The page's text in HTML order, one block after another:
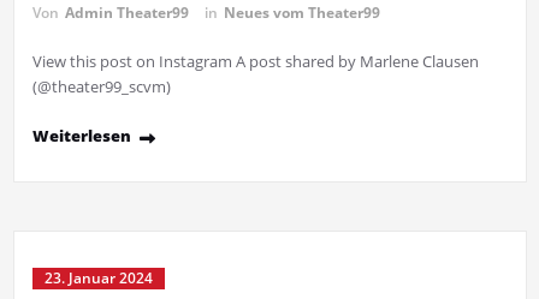
Von Admin Theater99 in Neues vom Theater99
View this post on Instagram A post shared by Marlene Clausen
(@theater99_scvm)
Weiterlesen
23. Januar 2024